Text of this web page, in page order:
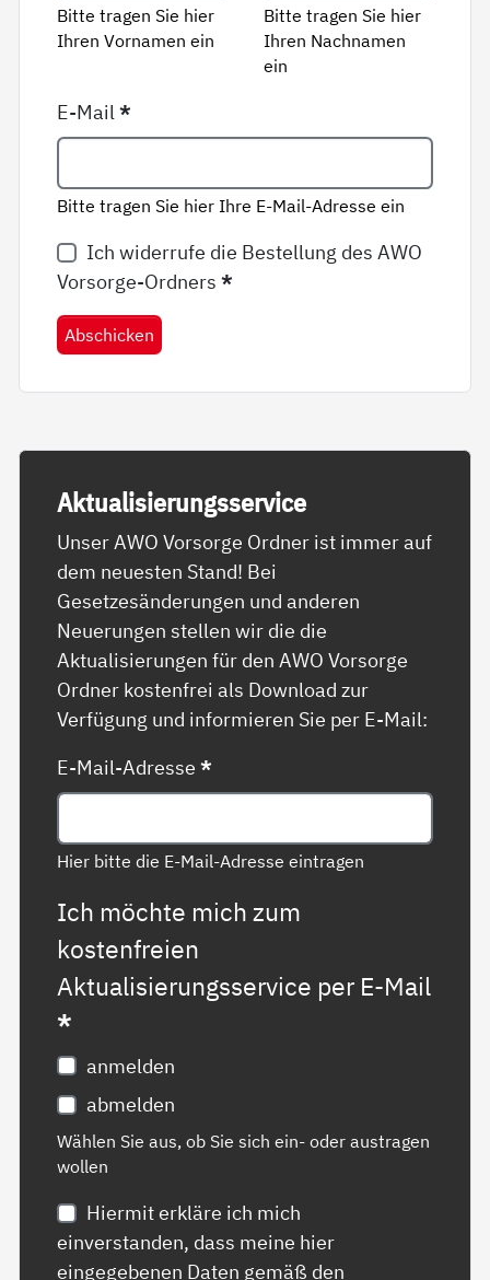
Bitte tragen Sie hier
Ihren Vornamen ein
Bitte tragen Sie hier
Ihren Nachnamen
ein
E-Mail*
Bitte tragen Sie hier Ihre E-Mail-Adresse ein
Ich widerrufe die Bestellung des AWO
Vorsorge-Ordners*
Abschicken
Ak­tua­li­sie­rungs­ser­vice
Unser AWO Vorsorge Ordner ist immer auf
dem neuesten Stand! Bei
Gesetzesänderungen und anderen
Neuerungen stellen wir die die
Aktualisierungen für den AWO Vorsorge
Ordner kostenfrei als Download zur
Verfügung und informieren Sie per E-Mail:
E-Mail-Adresse*
Hier bitte die E-Mail-Adresse eintragen
Ich möchte mich zum
kostenfreien
Aktualisierungsservice per E-Mail
*
anmelden
abmelden
Wählen Sie aus, ob Sie sich ein- oder austragen
wollen
Hiermit erkläre ich mich
einverstanden, dass meine hier
eingegebenen Daten gemäß den